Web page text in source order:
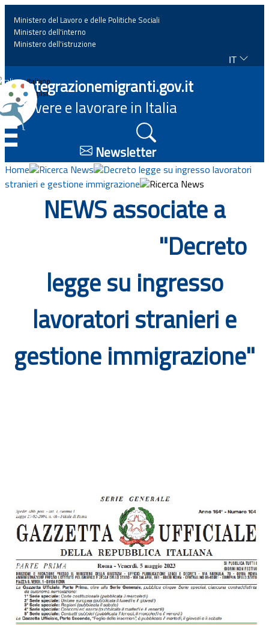
Home
News
Approfondimenti
Eventi
Normativa
Documenti
Bandi
Guide
Ministero del Lavoro e delle Politiche Sociali
Ministero dell'interno
Ministero dell'istruzione
IT
Italiano
English
Integrazionemigranti.gov.it
Vivere e lavorare in Italia
Newsletter
Home Ricerca News
Decreto legge su ingresso lavoratori
stranieri e gestione immigrazione
Ricerca News
NEWS associate a
"Decreto
legge su ingresso
lavoratori stranieri e
gestione immigrazione"